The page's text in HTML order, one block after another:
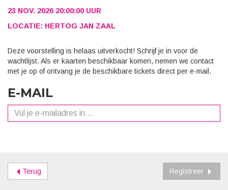
23 NOV. 2026 20:00:00 UUR
LOCATIE: HERTOG JAN ZAAL
Deze voorstelling is helaas uitverkocht! Schrijf je in voor de
wachtlijst. Als er kaarten beschikbaar komen, nemen we contact
met je op of ontvang je de beschikbare tickets direct per e-mail.
E-MAIL
Terug Registreer